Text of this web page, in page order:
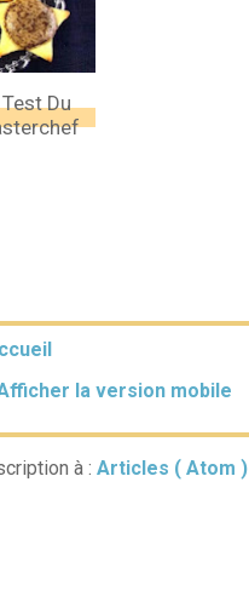
Du
la version mobile
à :Articles ( Atom )